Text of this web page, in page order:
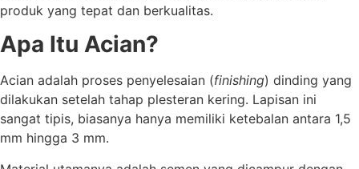
produk yang tepat dan berkualitas.
Apa Itu Acian?
Acian adalah proses penyelesaian (finishing) dinding yang
dilakukan setelah tahap plesteran kering. Lapisan ini
sangat tipis, biasanya hanya memiliki ketebalan antara 1,5
mm hingga 3 mm.